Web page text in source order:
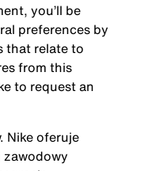
you’ll be
preferences by
that relate to
from this
to request an
Nike oferuje